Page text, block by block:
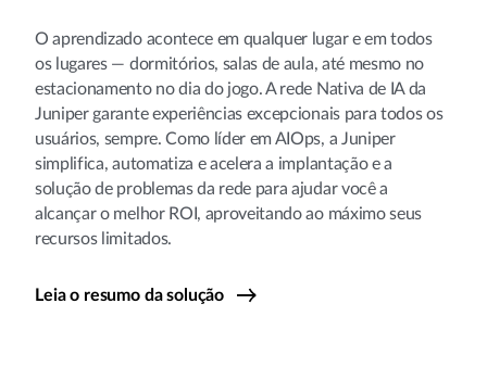
O aprendizado acontece em qualquer lugar e em todos
os lugares — dormitórios, salas de aula, até mesmo no
estacionamento no dia do jogo. A rede Nativa de IA da
Juniper garante experiências excepcionais para todos os
usuários, sempre. Como líder em AIOps, a Juniper
simplifica, automatiza e acelera a implantação e a
solução de problemas da rede para ajudar você a
alcançar o melhor ROI, aproveitando ao máximo seus
recursos limitados.
Leia o resumo da solução